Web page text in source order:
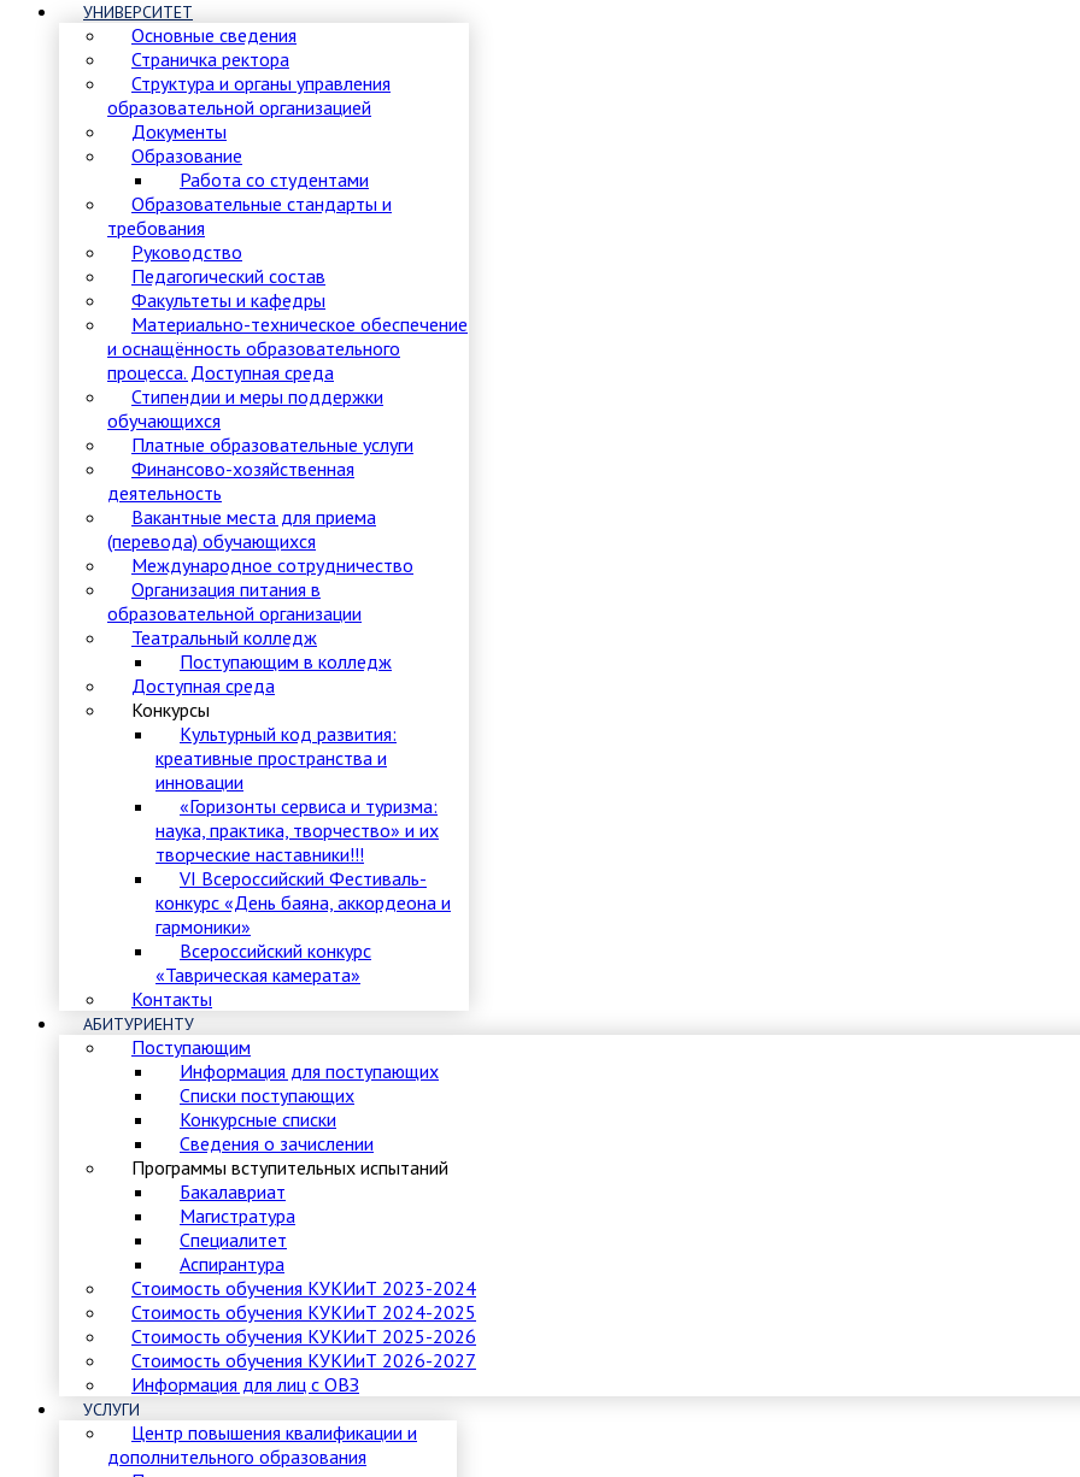
УНИВЕРСИТЕТ
Основные сведения
Страничка ректора
Структура и органы управления
образовательной организацией
Документы
Образование
Работа со студентами
Образовательные стандарты и
требования
Руководство
Педагогический состав
Факультеты и кафедры
Материально-техническое обеспечение
и оснащённость образовательного
процесса. Доступная среда
Стипендии и меры поддержки
обучающихся
Платные образовательные услуги
Финансово-хозяйственная
деятельность
Вакантные места для приема
(перевода) обучающихся
Международное сотрудничество
Организация питания в
образовательной организации
Театральный колледж
Поступающим в колледж
Доступная среда
Конкурсы
Культурный код развития:
креативные пространства и
инновации
«Горизонты сервиса и туризма:
наука, практика, творчество» и их
творческие наставники!!!
VI Всероссийский Фестиваль-
конкурс «День баяна, аккордеона и
гармоники»
Всероссийский конкурс
«Таврическая камерата»
Контакты
АБИТУРИЕНТУ
Поступающим
Информация для поступающих
Списки поступающих
Конкурсные списки
Сведения о зачислении
Программы вступительных испытаний
Бакалавриат
Магистратура
Специалитет
Аспирантура
Стоимость обучения КУКИиТ 2023-2024
Стоимость обучения КУКИиТ 2024-2025
Стоимость обучения КУКИиТ 2025-2026
Стоимость обучения КУКИиТ 2026-2027
Информация для лиц с ОВЗ
УСЛУГИ
Центр повышения квалификации и
дополнительного образования